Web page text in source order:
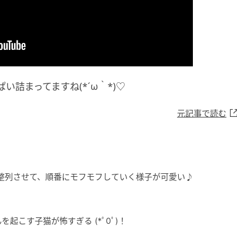
い詰まってますね(*´ω｀*)♡
元記事で読む
列させて、順番にモフモフしていく様子が可愛い♪
起こす子猫が怖すぎる (*ﾟ0ﾟ)！